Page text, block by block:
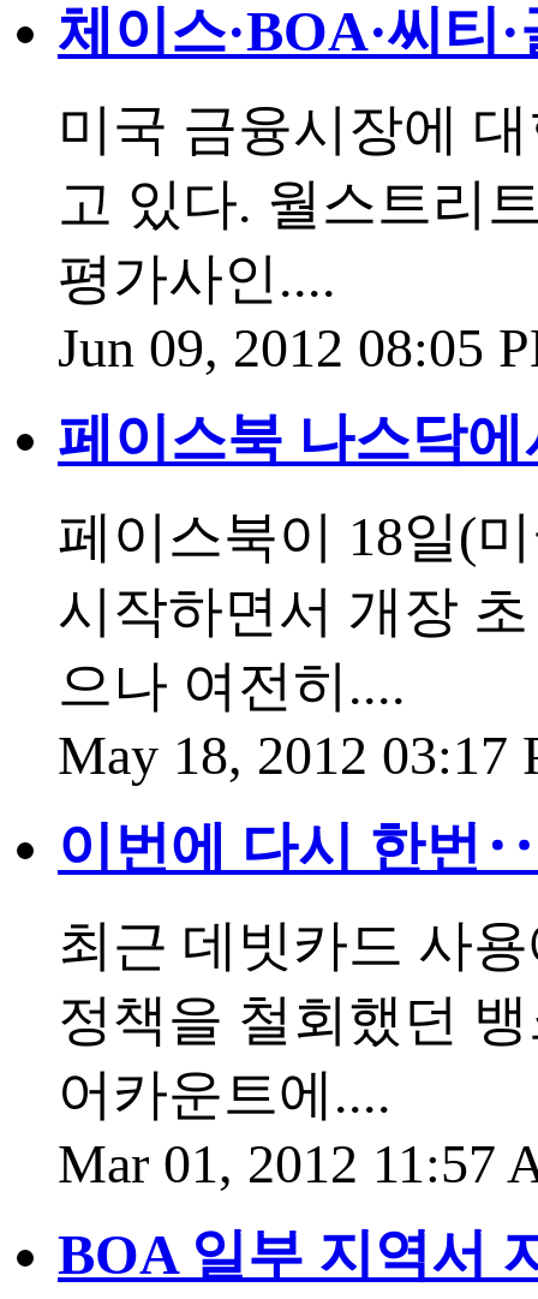
체이스·BOA·씨티
미국 금융시장에
고 있다. 월스트리
평가사인....
Jun 09, 2012 08:05
페이스북 나스닥
페이스북이 18일(
시작하면서 개장
으나 여전히....
May 18, 2012 03:17
이번에 다시 한번
최근 데빗카드 사
정책을 철회했던
어카운트에....
Mar 01, 2012 11:57
BOA 일부 지역서